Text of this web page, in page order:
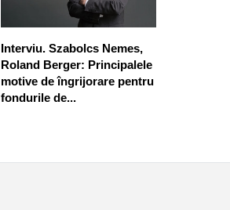
Interviu. Szabolcs Nemes,
Roland Berger: Principalele
motive de îngrijorare pentru
fondurile de...